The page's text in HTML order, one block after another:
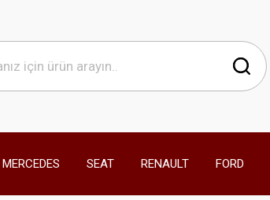
MERCEDES SEAT RENAULT FORD